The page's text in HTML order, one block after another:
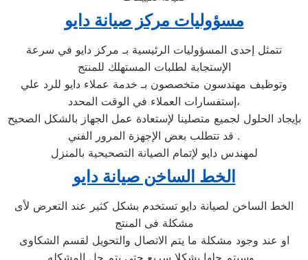
مسؤوليات مركز صيانة دايو
تتمثل إحدى المسؤوليات الرئيسية بـ مركز دايو في سرعة
الإستجابة لطلبات المستهلك للمنتج
وتوظيف مهندسون متخصصون بـ خدمة عملاء دايو للرد علي
إستفسارات العملاء في الوقت المحدد،
بإيجاد الحلول لجميع متصلينا لإستعادة عمل الجهاز بالشكل الصحيح
. قد تتطلب بعض الإجهزة المرور الفني
لمهندس دايو لإتمام الصيانة التصحيحية بالمنزل
الخط الساخن صيانة دايو
الخط الساخن لصيانة دايو تستخدم بشكل كثير عند التعرض لأى
مشكلة فى المنتج
او عند وجود مشكلة ما يتم الاتصال والتحويل لقسم الشكاوى
وسيتم حلها بشكلا سريع حتى يتم حل المشكله .